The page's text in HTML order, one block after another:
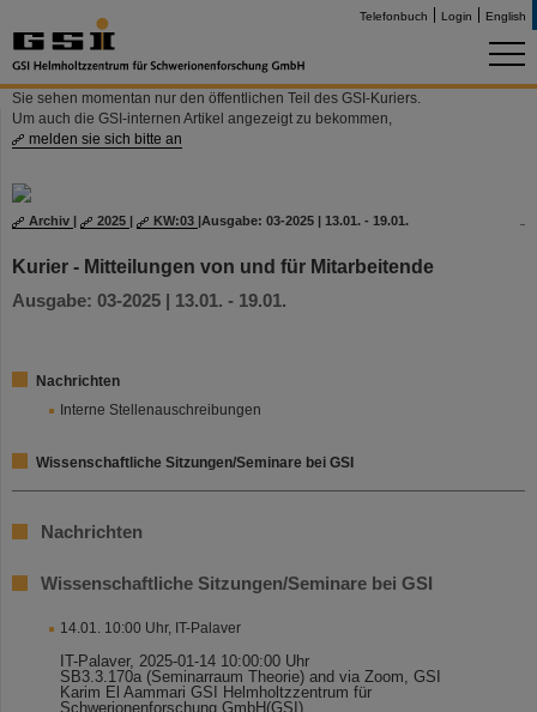
Telefonbuch Login English
Sie sehen momentan nur den öffentlichen Teil des GSI-Kuriers.
Um auch die GSI-internen Artikel angezeigt zu bekommen,
melden sie sich bitte an
Archiv | 2025 | KW:03 |Ausgabe: 03-2025 | 13.01. - 19.01.
Kurier - Mitteilungen von und für Mitarbeitende
Ausgabe: 03-2025 | 13.01. - 19.01.
Nachrichten
Interne Stellenauschreibungen
Wissenschaftliche Sitzungen/Seminare bei GSI
Nachrichten
Wissenschaftliche Sitzungen/Seminare bei GSI
14.01. 10:00 Uhr, IT-Palaver
IT-Palaver, 2025-01-14 10:00:00 Uhr
SB3.3.170a (Seminarraum Theorie) and via Zoom, GSI
Karim El Aammari GSI Helmholtzzentrum für
Schwerionenforschung GmbH(GSI)